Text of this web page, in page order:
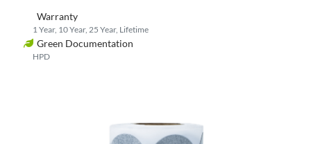
Warranty
1 Year, 10 Year, 25 Year, Lifetime
Green Documentation
HPD